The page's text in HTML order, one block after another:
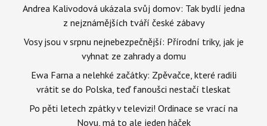
Andrea Kalivodová ukázala svůj domov: Tak bydlí jedna
z nejznámějších tváří české zábavy
Vosy jsou v srpnu nejnebezpečnější: Přírodní triky, jak je
vyhnat ze zahrady a domu
Ewa Farna a nelehké začátky: Zpěvačce, které radili
vrátit se do Polska, teď fanoušci nestačí tleskat
Po pěti letech zpátky v televizi! Ordinace se vrací na
Novu, má to ale jeden háček